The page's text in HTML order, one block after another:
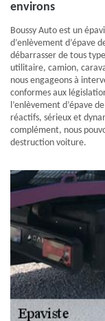
environs
Boussy Auto est un
d’enlèvement d’épave
débarrasser de tous
utilitaire, camion,
nous engageons à
conformes aux
l’enlèvement d’épave
réactifs, sérieux et
complément, nous
destruction voiture.